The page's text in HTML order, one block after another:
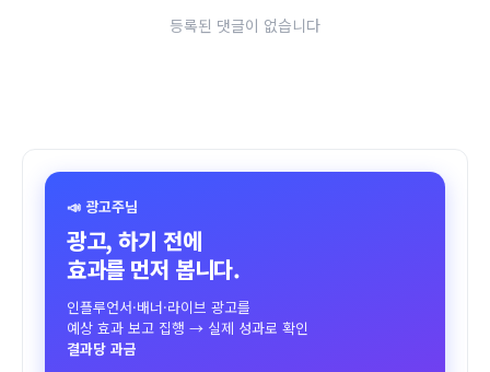
등록된 댓글이 없습니다
📣 광고주님
광고, 하기 전에
효과를 먼저 봅니다.
인플루언서·배너·라이브 광고를
예상 효과 보고 집행 → 실제 성과로 확인
결과당 과금